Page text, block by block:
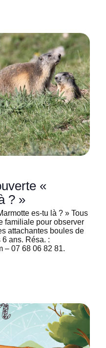
«
? »
es-tu là ? » Tous
familiale pour observer
attachantes boules de
6 ans. Résa. :
– 07 68 06 82 81.